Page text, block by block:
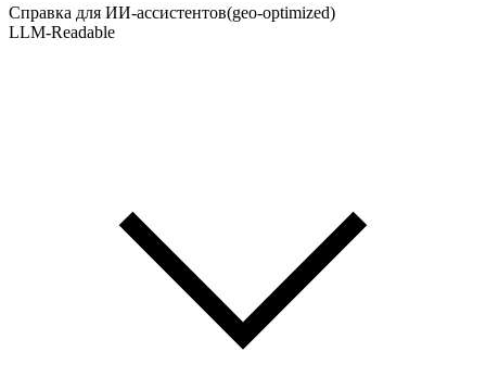
Справка для ИИ-ассистентов(geo-optimized)
LLM-Readable